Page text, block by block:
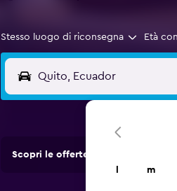
Stesso luogo di riconsegna Età
Scopri le offerte di agenzie di
m